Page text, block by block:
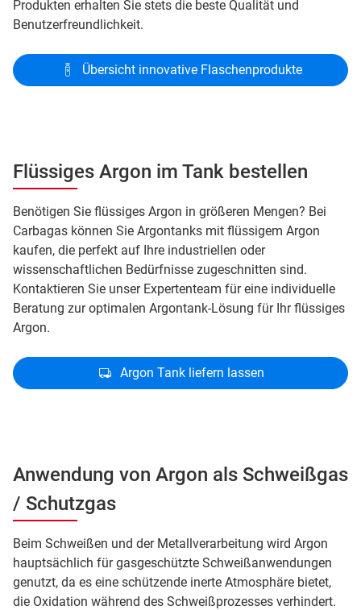
Produkten erhalten Sie stets die beste Qualität und
Benutzerfreundlichkeit.
Übersicht innovative Flaschenprodukte
Flüssiges Argon im Tank bestellen
Benötigen Sie flüssiges Argon in größeren Mengen? Bei
Carbagas können Sie Argontanks mit flüssigem Argon
kaufen, die perfekt auf Ihre industriellen oder
wissenschaftlichen Bedürfnisse zugeschnitten sind.
Kontaktieren Sie unser Expertenteam für eine individuelle
Beratung zur optimalen Argontank-Lösung für Ihr flüssiges
Argon.
Argon Tank liefern lassen
Anwendung von Argon als Schweißgas
/ Schutzgas
Beim Schweißen und der Metallverarbeitung wird Argon
hauptsächlich für gasgeschützte Schweißanwendungen
genutzt, da es eine schützende inerte Atmosphäre bietet,
die Oxidation während des Schweißprozesses verhindert.